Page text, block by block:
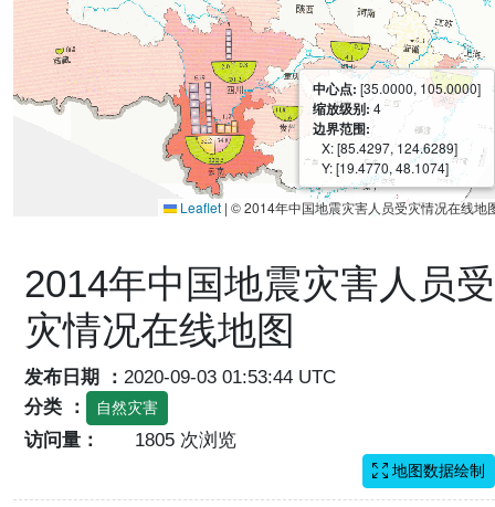
中心点: [35.0000, 105.0000]
缩放级别: 4
边界范围:
X: [85.4297, 124.6289]
Y: [19.4770, 48.1074]
Leaflet | © 2014年中国地震灾害人员受灾情况在线地
2014年中国地震灾害人员受
灾情况在线地图
发布日期 ： 2020-09-03 01:53:44 UTC
分类 ：
自然灾害
访问量： 1805 次浏览
地图数据绘制